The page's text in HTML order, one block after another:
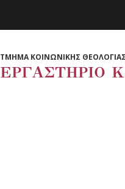
ΤΜΗΜΑ ΚΟΙΝΩΝΙΚΗΣ ΘΕΟΛΟΓΙΑΣ
ΕΡΓΑΣΤΗΡΙΟ